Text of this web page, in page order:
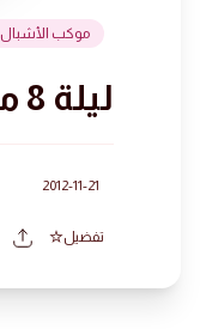
موكب الأشبال
ليلة 8 محرم 1434 هجرية
2012-11-21
تفضيل